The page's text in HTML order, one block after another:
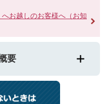
へお越しのお客様へ（お知
要